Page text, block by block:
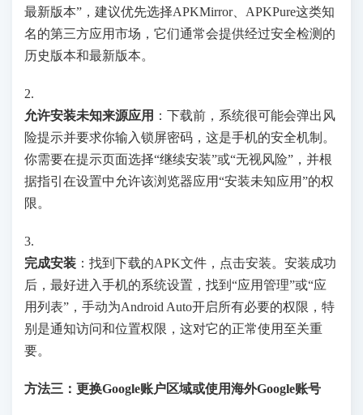
最新版本”，建议优先选择APKMirror、APKPure这类知
名的第三方应用市场，它们通常会提供经过安全检测的
历史版本和最新版本。
2.
允许安装未知来源应用 ：下载前，系统很可能会弹出风
险提示并要求你输入锁屏密码，这是手机的安全机制。
你需要在提示页面选择“继续安装”或“无视风险”，并根
据指引在设置中允许该浏览器应用“安装未知应用”的权
限。
3.
完成安装 ：找到下载的APK文件，点击安装。安装成功
后，最好进入手机的系统设置，找到“应用管理”或“应
用列表”，手动为Android Auto开启所有必要的权限，特
别是通知访问和位置权限，这对它的正常使用至关重
要。
方法三：更换Google账户区域或使用海外Google账号